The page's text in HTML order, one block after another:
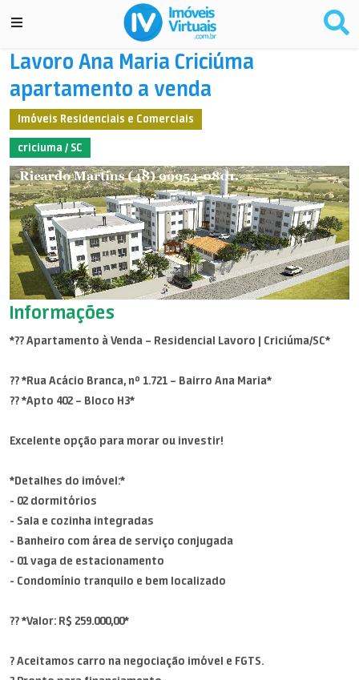
Lavoro Ana Maria Criciúma
apartamento a venda
Imóveis Residenciais e Comerciais
criciuma / SC
Informações
*?? Apartamento à Venda – Residencial Lavoro | Criciúma/SC*
?? *Rua Acácio Branca, nº 1.721 – Bairro Ana Maria*
?? *Apto 402 – Bloco H3*
Excelente opção para morar ou investir!
*Detalhes do imóvel:*
- 02 dormitórios
- Sala e cozinha integradas
- Banheiro com área de serviço conjugada
- 01 vaga de estacionamento
- Condomínio tranquilo e bem localizado
?? *Valor: R$ 259.000,00*
? Aceitamos carro na negociação imóvel e FGTS.